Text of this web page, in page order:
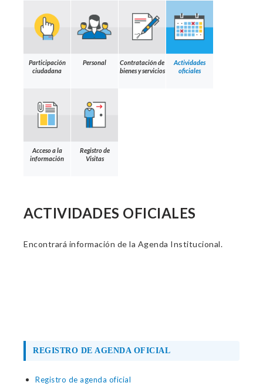
Participación
ciudadana
Personal
Contratación de
bienes y servicios
Actividades
oficiales
Acceso a la
información
Registro de
Visitas
ACTIVIDADES OFICIALES
Encontrará información de la Agenda Institucional.
REGISTRO DE AGENDA OFICIAL
Registro de agenda oficial